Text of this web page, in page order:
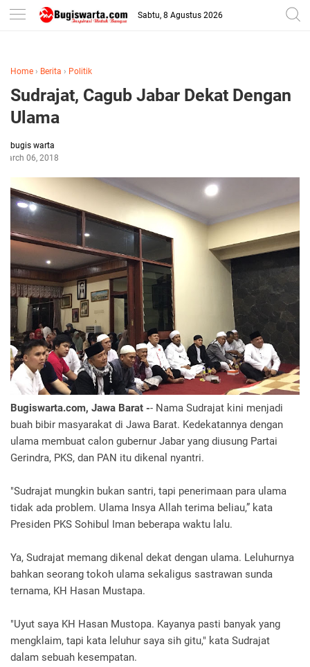
-->
Sabtu, 8 Agustus 2026
Home › Berita › Politik
Sudrajat, Cagub Jabar Dekat Dengan
Ulama
bugis warta
March 06, 2018
Bugiswarta.com, Jawa Barat -- Nama Sudrajat kini menjadi
buah bibir masyarakat di Jawa Barat. Kedekatannya dengan
ulama membuat calon gubernur Jabar yang diusung Partai
Gerindra, PKS, dan PAN itu dikenal nyantri.
"Sudrajat mungkin bukan santri, tapi penerimaan para ulama
tidak ada problem. Ulama Insya Allah terima beliau,” kata
Presiden PKS Sohibul Iman beberapa waktu lalu.
Ya, Sudrajat memang dikenal dekat dengan ulama. Leluhurnya
bahkan seorang tokoh ulama sekaligus sastrawan sunda
ternama, KH Hasan Mustapa.
"Uyut saya KH Hasan Mustopa. Kayanya pasti banyak yang
mengklaim, tapi kata leluhur saya sih gitu," kata Sudrajat
dalam sebuah kesempatan.